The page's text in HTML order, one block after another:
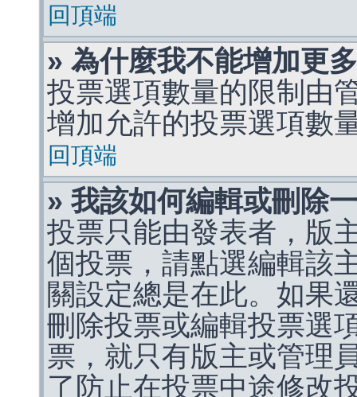
回頂端
» 為什麼我不能增加更
投票選項數量的限制由
增加允許的投票選項數
回頂端
» 我該如何編輯或刪除
投票只能由發表者，版
個投票，請點選編輯該
關設定總是在此。如果
刪除投票或編輯投票選
票，就只有版主或管理
了防止在投票中途修改